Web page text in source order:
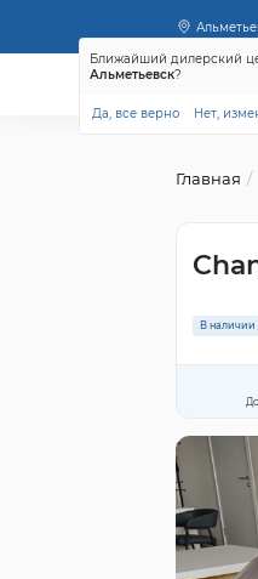
Ближайший дилерский
Альметьевск?
Да, все верно Нет,
Главная
В наличии